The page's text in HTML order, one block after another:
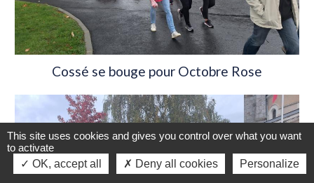
Cossé se bouge pour Octobre Rose
This site uses cookies and gives you control over what you want
to activate
OK, accept all
Deny all cookies Personalize